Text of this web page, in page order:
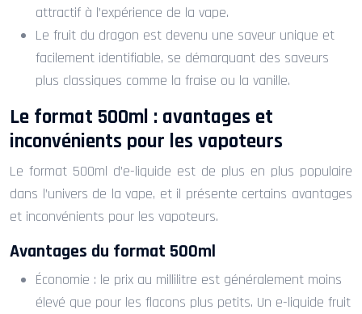
attractif à l’expérience de la vape.
Le fruit du dragon est devenu une saveur unique et
facilement identifiable, se démarquant des saveurs
plus classiques comme la fraise ou la vanille.
Le format 500ml : avantages et
inconvénients pour les vapoteurs
Le format 500ml d’e-liquide est de plus en plus populaire
dans l’univers de la vape, et il présente certains avantages
et inconvénients pour les vapoteurs.
Avantages du format 500ml
Économie : le prix au millilitre est généralement moins
élevé que pour les flacons plus petits. Un e-liquide fruit